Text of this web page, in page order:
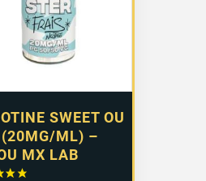
SWEET OU
(20MG/ML) –
MX LAB
10,99 €